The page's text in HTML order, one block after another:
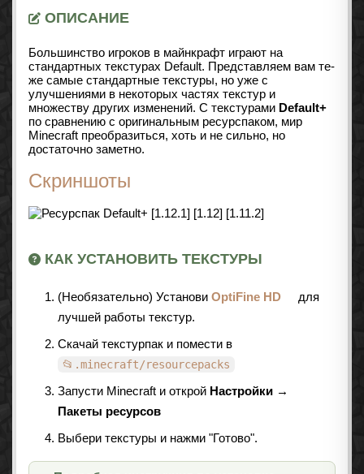
ОПИСАНИЕ
Большинство игроков в майнкрафт играют на
стандартных текстурах Default. Представляем вам те-
же самые стандартные текстуры, но уже с
улучшениями в некоторых частях текстур и
множеству других изменений. С текстурами Default+
по сравнению с оригинальным ресурспаком, мир
Minecraft преобразиться, хоть и не сильно, но
достаточно заметно.
Скриншоты
КАК УСТАНОВИТЬ ТЕКСТУРЫ
(Необязательно) Установи OptiFine HD
для
лучшей работы текстур.
Скачай текстурпак и помести в
📂.minecraft/resourcepacks
Запусти Minecraft и открой Настройки →
Пакеты ресурсов
Выбери текстуры и нажми "Готово".